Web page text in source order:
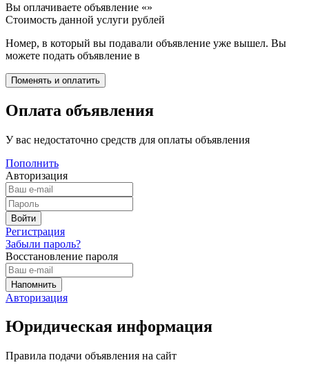
Вы оплачиваете объявление «»
Стоимость данной услуги рублей
Номер, в который вы подавали объявление уже вышел. Вы
можете подать объявление в
Оплата объявления
У вас недостаточно средств для оплаты объявления
Пополнить
Авторизация
Регистрация
Забыли пароль?
Восстановление пароля
Авторизация
Юридическая информация
Правила подачи объявления на сайт